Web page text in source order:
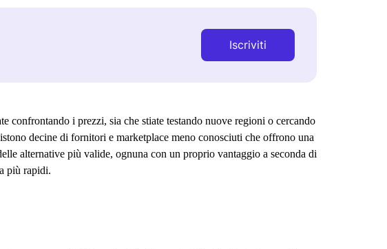
Iscriviti
confrontando i prezzi, sia che stiate testando nuove regioni o cercando
decine di fornitori e marketplace meno conosciuti che offrono una
alternative più valide, ognuna con un proprio vantaggio a seconda di
più rapidi.